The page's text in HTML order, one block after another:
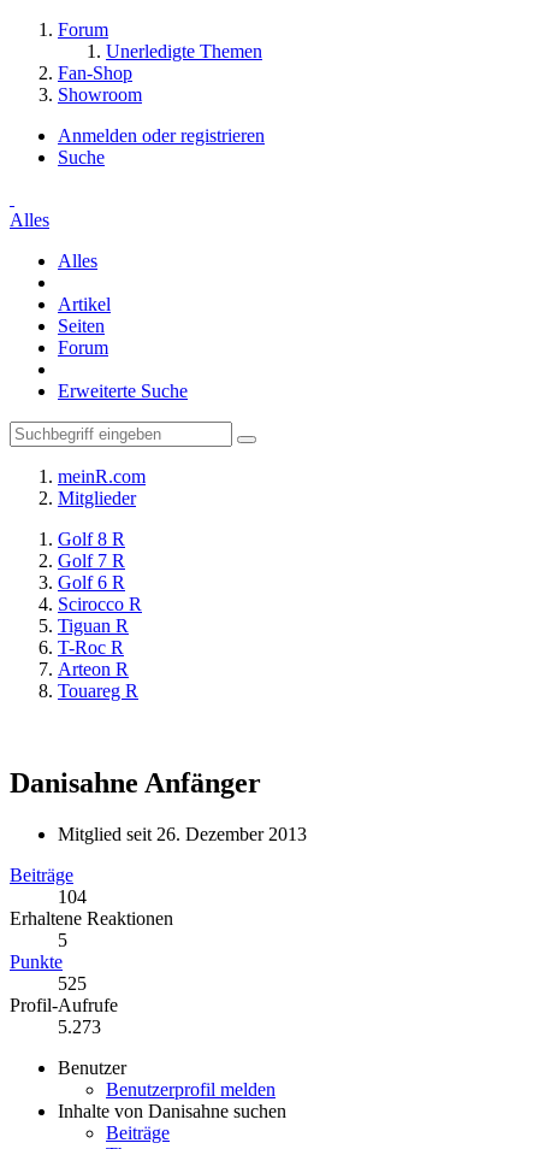
Forum
Unerledigte Themen
Fan-Shop
Showroom
Anmelden oder registrieren
Suche
Alles
Alles
Artikel
Seiten
Forum
Erweiterte Suche
meinR.com
Mitglieder
Golf 8 R
Golf 7 R
Golf 6 R
Scirocco R
Tiguan R
T-Roc R
Arteon R
Touareg R
Danisahne Anfänger
Mitglied seit 26. Dezember 2013
Beiträge
104
Erhaltene Reaktionen
5
Punkte
525
Profil-Aufrufe
5.273
Benutzer
Benutzerprofil melden
Inhalte von Danisahne suchen
Beiträge